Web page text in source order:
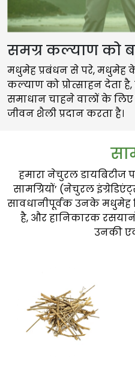
समग्र कल्याण को
मधुमेह प्रबंधन से परे, मधुमेह के
कल्याण को प्रोत्साहन देता
समाधान चाहने वालों के
जीवन शैली प्रदान करता है।
हमारा नेचुरल डायबिटीज
सामग्रियों’ (नेचुरल
सावधानीपूर्वक उनके मधुमेह
है, और हानिकारक
उनकी